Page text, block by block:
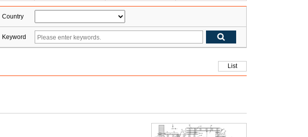
Country
Keyword
List